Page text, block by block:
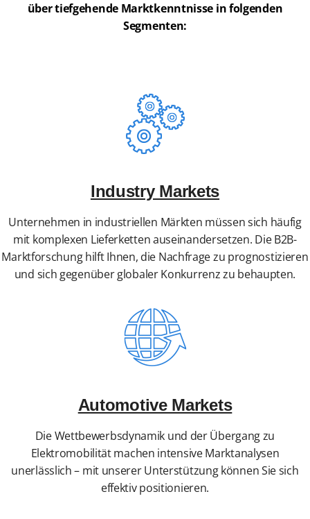
über tiefgehende Marktkenntnisse in folgenden
Segmenten:
Industry Markets
Unternehmen in industriellen Märkten müssen sich häufig
mit komplexen Lieferketten auseinandersetzen. Die B2B-
Marktforschung hilft Ihnen, die Nachfrage zu prognostizieren
und sich gegenüber globaler Konkurrenz zu behaupten.
Automotive Markets
Die Wettbewerbsdynamik und der Übergang zu
Elektromobilität machen intensive Marktanalysen
unerlässlich – mit unserer Unterstützung können Sie sich
effektiv positionieren.